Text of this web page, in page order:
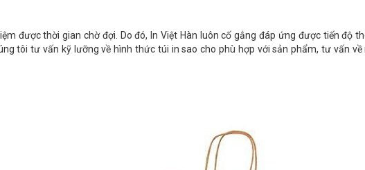
được thời gian chờ đợi. Do đó, In Việt Hàn luôn cố gắng đáp ứng được tiến độ
tôi tư vấn kỹ lưỡng về hình thức túi in sao cho phù hợp với sản phẩm, tư vấn